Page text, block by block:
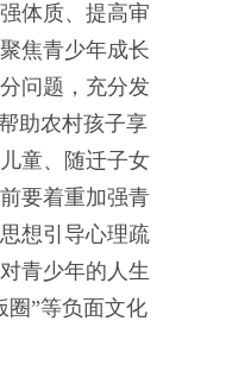
体质、提高审
焦青少年成长
问题，充分发
助农村孩子享
童、随迁子女
要着重加强青
想引导心理疏
青少年的人生
圈”等负面文化